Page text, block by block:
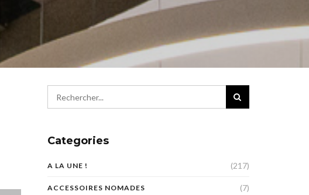
Categories
A LA UNE ! (217)
ACCESSOIRES NOMADES (7)